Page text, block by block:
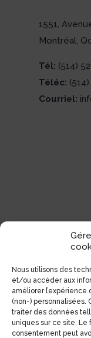
Nous utilisons des
et/ou accéder aux
améliorer
(non-) personnalisées.
traiter des données
uniques sur ce site. Le
consentement peut
1551,
Montréal,
Tél: (514)
Téléc:
Courriel: